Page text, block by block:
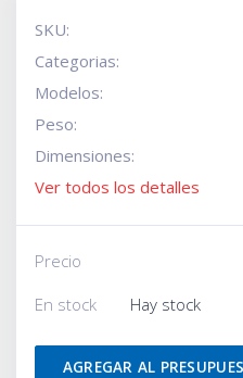
SKU:
Categorias:
Modelos:
Peso:
Dimensiones:
Ver todos los detalles
Precio
En stock
Hay stock
AGREGAR AL